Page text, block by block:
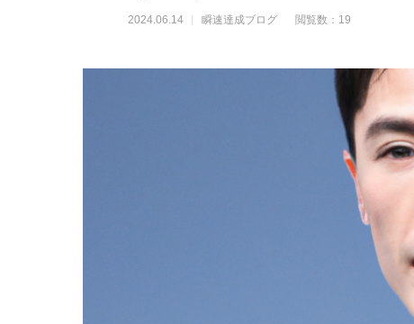
2024.06.14 瞬速達成ブログ 閲覧数：19